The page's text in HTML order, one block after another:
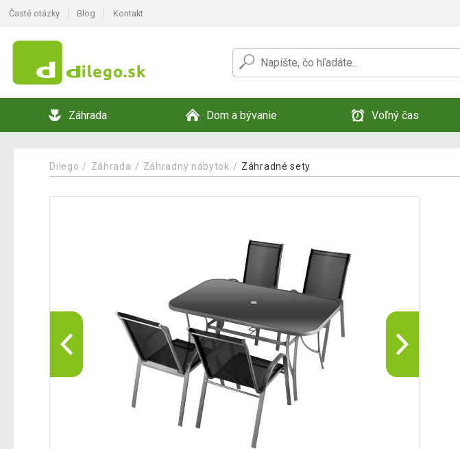
Časté otázky Blog Kontakt
Záhrada Dom a bývanie Voľný čas
Dilego Záhrada Záhradný nábytok Záhradné sety